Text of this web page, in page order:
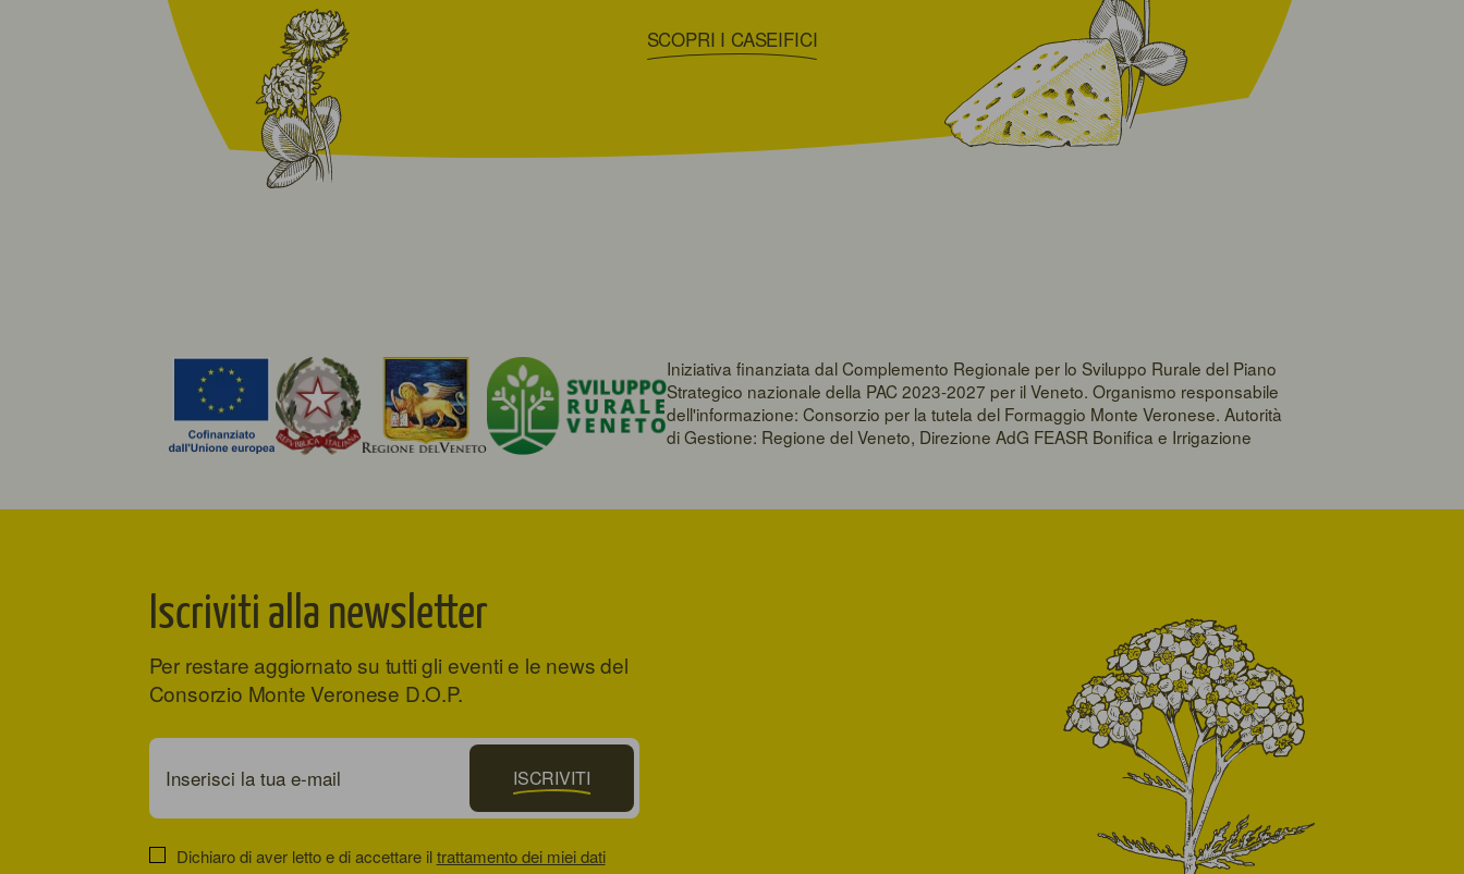
SCOPRI I CASEIFICI
Iniziativa finanziata dal Complemento Regionale per lo Sviluppo Rurale del Piano
Strategico nazionale della PAC 2023-2027 per il Veneto. Organismo responsabile
dell'informazione: Consorzio per la tutela del Formaggio Monte Veronese. Autorità
di Gestione: Regione del Veneto, Direzione AdG FEASR Bonifica e Irrigazione
Iscriviti alla newsletter
Per restare aggiornato su tutti gli eventi e le news del
Consorzio Monte Veronese D.O.P.
ISCRIVITI
Dichiaro di aver letto e di accettare iltrattamento dei miei dati